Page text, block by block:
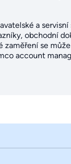
a
obchodní
zaměření se
account